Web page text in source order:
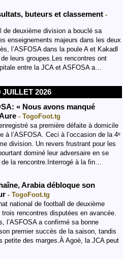
buteurs et classement -
de deuxième division a bouclé sa
enseignements majeurs dans les deux
l’ASFOSA dans la poule A et Kakadl
leurs groupes.Les rencontres ont
entre la JCA et ASFOSA a…
JUILLET 2026
« Nous avons manqué
- TogoFoot.tg
sa première défaite à domicile
à l’ASFOSA. Ceci à l’occasion de la 4ᵉ
division. Un revers frustrant pour les
dominé leur adversaire en se
la rencontre.Interrogé à la fin…
Arabia débloque son
- TogoFoot.tg
national de football de deuxième
rencontres disputées en avancée.
l’ASFOSA a confirmé sa bonne
premier succès de la saison, tandis
petite des marges.À Agoè, la JCA peut